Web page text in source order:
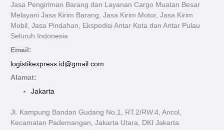
Jasa Pengiriman Barang dan Layanan Cargo Muatan Besar
Melayani Jasa Kirim Barang, Jasa Kirim Motor, Jasa Kirim
Mobil, Jasa Pindahan, Ekspedisi Antar Kota dan Antar Pulau
Seluruh Indonesia
Email:
logistikexpress.id@gmail.com
Alamat:
Jakarta
Jl. Kampung Bandan Gudang No.1, RT.2/RW.4, Ancol,
Kecamatan Pademangan, Jakarta Utara, DKI Jakarta